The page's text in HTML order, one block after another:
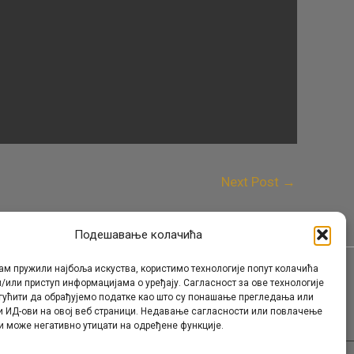
Подешавање колачића
пружили најбоља искуства, користимо технологије попут колачића
приступ информацијама о уређају. Сагласност за ове технологије
да обрађујемо податке као што су понашање прегледања или
ИД-ови на овој веб страници. Недавање сагласности или повлачење
може негативно утицати на одређене функције.
Next Post →
Контакт